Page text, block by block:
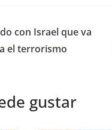
con Israel que va
el terrorismo
gustar